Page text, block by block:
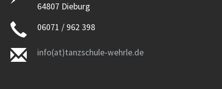
64807 Dieburg
06071 / 962 398
info(at)tanzschule-wehrle.de